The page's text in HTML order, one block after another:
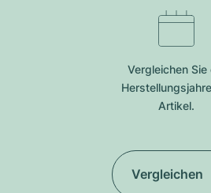
Vergleichen Sie
Artikel.
Vergleichen